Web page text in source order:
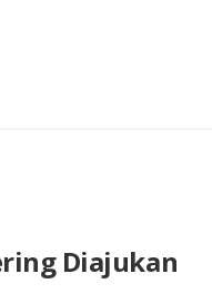
Diajukan